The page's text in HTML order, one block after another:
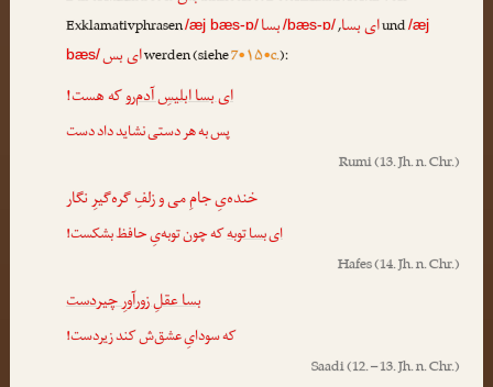
Exklamativphrasen/æj bæs-ɒ/ ای بسا,
/bæs-ɒ/بسا und/æj
bæs/ای بسwerden (siehe7•۱۵•c.):
ای بسا ابلیسِ آدم‌روکه هست!
پس به هر دستی نشاید داد دست
Rumi(13. Jh. n. Chr.)
خنده‌یِ جامِ می و زلفِ گره‌گیرِ نگار
ای بسا توبهکه چون توبه‌یِ حافظ بشکست!
Hafes(14. Jh. n. Chr.)
بسا عقلِ زورآورِ چیردست
که سودایِ عشق‌ش کند زیردست!
Saadi(12. – 13. Jh. n. Chr.)